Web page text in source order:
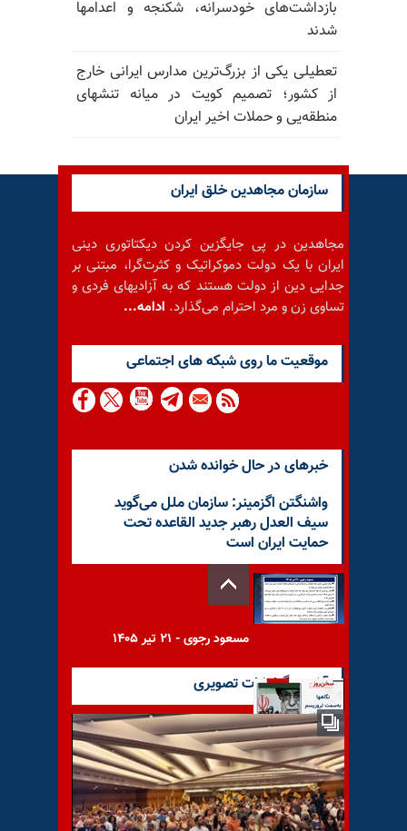
بازداشت‌های خودسرانه، شکنجه و اعدامها
شدند
تعطیلی یکی از بزرگ‌ترین مدارس ایرانی خارج
از کشور؛ تصمیم کویت در میانه تنشهای
منطقه‌یی و حملات اخیر ایران
سازمان مجاهدین خلق ایران
مجاهدین در پی جایگزین کردن دیکتاتوری دینی
ایران با یک دولت دموکراتیک و کثرت‌گرا، مبتنی بر
جدایی دین از دولت هستند که به آزادیهای فردی و
تساوی زن و مرد احترام می‌گذارد. ادامه...
موقعيت ما روى شبكه هاى اجتماعى
خبرهای در حال خوانده شدن
واشنگتن اگزمینر: سازمان ملل می‌گوید
سیف العدل رهبر جدید القاعده تحت
حمایت ایران است
مسعود رجوی - ۲۱ تیر ۱۴۰۵
نگاهها به‌سمت تروریسم رژیم
آخوندی
آخرین گزارشات تصویری